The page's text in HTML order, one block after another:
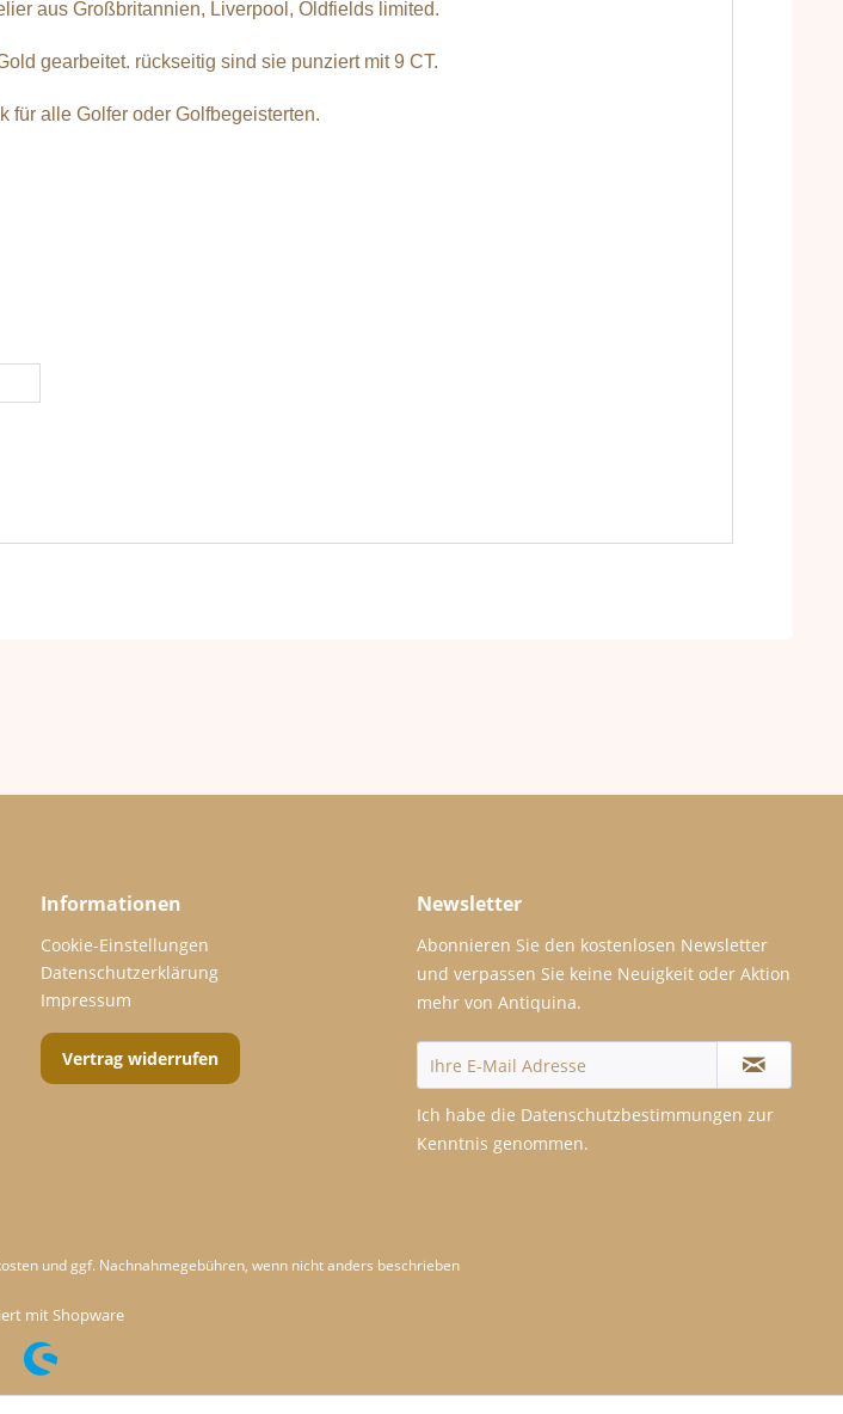
aus Großbritannien, Liverpool, Oldfields limited.
gearbeitet. rückseitig sind sie punziert mit 9 CT.
für alle Golfer oder Golfbegeisterten.
Informationen
Cookie-Einstellungen
Datenschutzerklärung
Impressum
Vertrag widerrufen
Newsletter
Abonnieren Sie den kostenlosen Newsletter
und verpassen Sie keine Neuigkeit oder Aktion
mehr von Antiquina.
Ich habe die Datenschutzbestimmungen zur
Kenntnis genommen.
und ggf. Nachnahmegebühren, wenn nicht anders beschrieben
mit Shopware